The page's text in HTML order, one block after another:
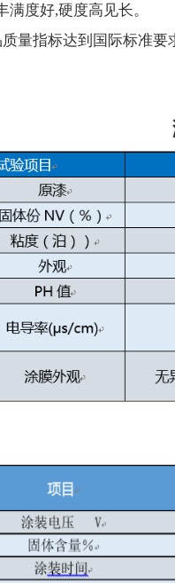
满度好,硬度高见长。
指标达到国际标准要